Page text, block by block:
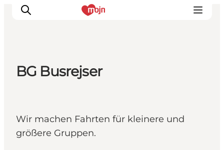
Events
Übernachtung
Plane deine Reise
BG Busrejser
Wir machen Fahrten für kleinere und
größere Gruppen.